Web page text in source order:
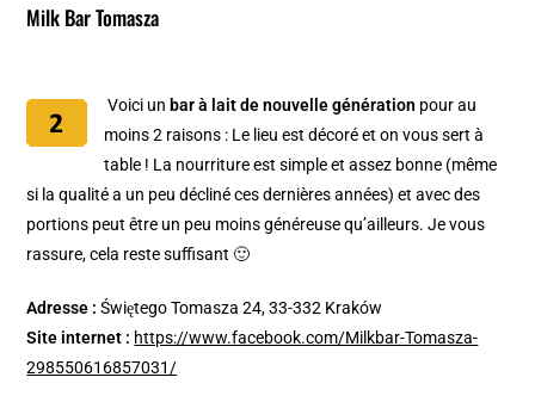
Milk Bar Tomasza
Voici unbar à lait de nouvelle génération pour au
moins 2 raisons : Le lieu est décoré et on vous sert à
table ! La nourriture est simple et assez bonne (même
si la qualité a un peu décliné ces dernières années) et avec des
portions peut être un peu moins généreuse qu’ailleurs. Je vous
rassure, cela reste suffisant 🙂
Adresse : Świętego Tomasza 24, 33-332 Kraków
Site internet : https://www.facebook.com/Milkbar-Tomasza-
298550616857031/